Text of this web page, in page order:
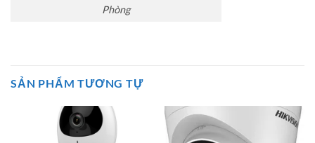
Phòng
SẢN PHẨM TƯƠNG TỰ